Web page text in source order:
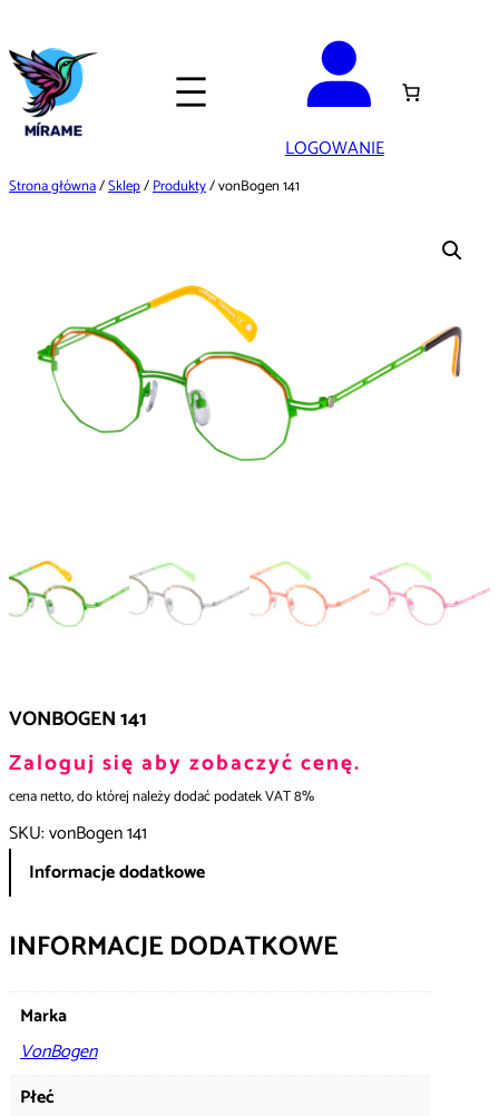
do
treści
LOGOWANIE
Strona główna/Sklep/Produkty/ vonBogen 141
VONBOGEN 141
Zaloguj się aby zobaczyć cenę.
cena netto, do której należy dodać podatek VAT 8%
SKU:vonBogen 141
Informacje dodatkowe
INFORMACJE DODATKOWE
Marka
VonBogen
Płeć